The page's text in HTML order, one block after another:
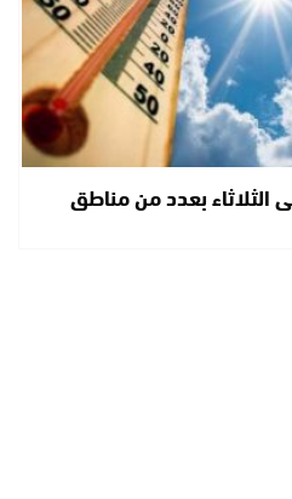
الثلاثاء بعدد من مناطق